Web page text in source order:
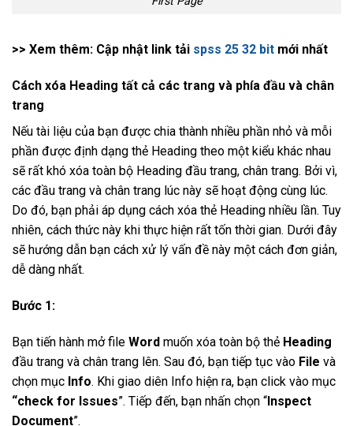
>> Xem thêm: Cập nhật link tải spss 25 32 bit​ mới nhất
Cách xóa Heading tất cả các trang và phía đầu và chân
trang
Nếu tài liệu của bạn được chia thành nhiều phần nhỏ và mỗi
phần được định dạng thẻ Heading theo một kiểu khác nhau
sẽ rất khó xóa toàn bộ Heading đầu trang, chân trang. Bởi vì,
các đầu trang và chân trang lúc này sẽ hoạt động cùng lúc.
Do đó, bạn phải áp dụng cách xóa thẻ Heading nhiều lần. Tuy
nhiên, cách thức này khi thực hiện rất tốn thời gian. Dưới đây
sẽ hướng dẫn bạn cách xử lý vấn đề này một cách đơn giản,
dễ dàng nhất.
Bước 1:
Bạn tiến hành mở file Word muốn xóa toàn bộ thẻ Heading
đầu trang và chân trang lên. Sau đó, bạn tiếp tục vào File và
chọn mục Info. Khi giao diên Info hiện ra, bạn click vào mục
“check for Issues”. Tiếp đến, bạn nhấn chọn “Inspect
Document”.